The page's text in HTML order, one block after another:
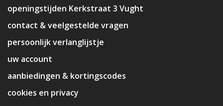
openingstijden Kerkstraat 3 Vught
contact & veelgestelde vragen
persoonlijk verlanglijstje
uw account
aanbiedingen & kortingscodes
cookies en privacy